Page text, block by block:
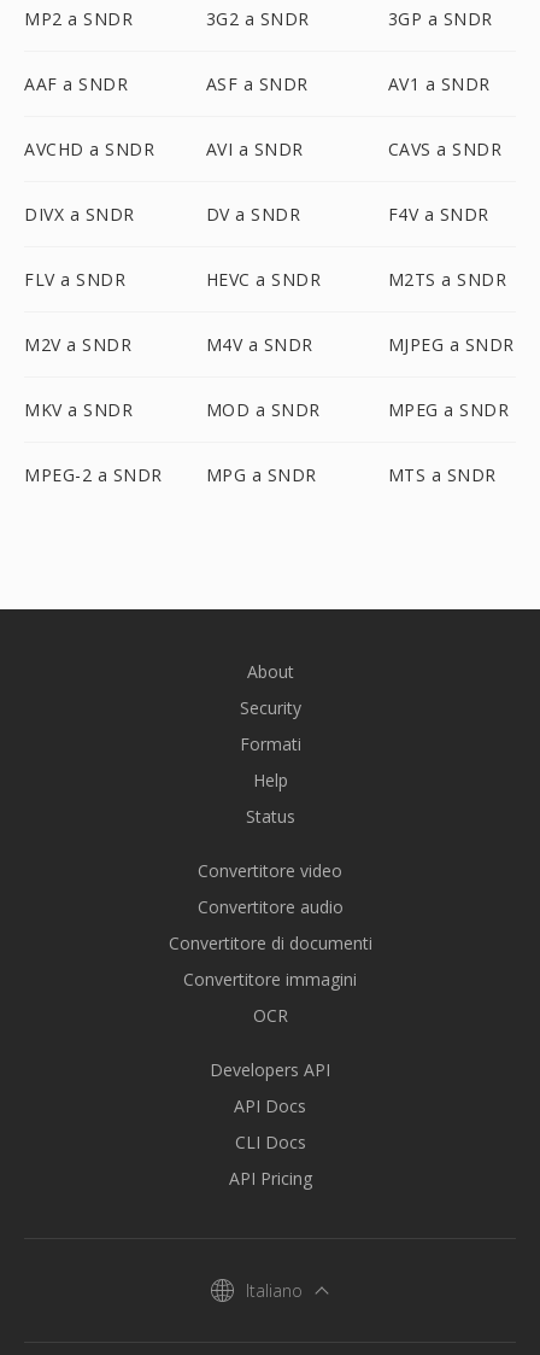
MP2 a SNDR 3G2 a SNDR 3GP a SNDR
AAF a SNDR ASF a SNDR AV1 a SNDR
AVCHD a SNDR AVI a SNDR CAVS a SNDR
DIVX a SNDR DV a SNDR F4V a SNDR
FLV a SNDR HEVC a SNDR M2TS a SNDR
M2V a SNDR M4V a SNDR MJPEG a SNDR
MKV a SNDR MOD a SNDR MPEG a SNDR
MPEG-2 a SNDR MPG a SNDR MTS a SNDR
About
Security
Formati
Help
Status
Convertitore video
Convertitore audio
Convertitore di documenti
Convertitore immagini
OCR
Developers API
API Docs
CLI Docs
API Pricing
Italiano